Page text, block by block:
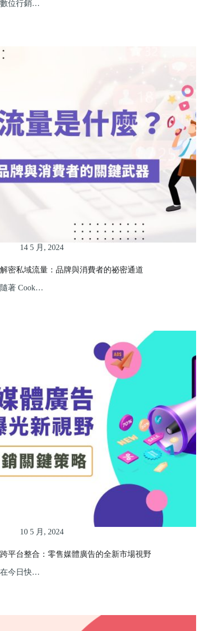
數位行銷…
14 5 月, 2024
解密私域流量：品牌與消費者的祕密通道
隨著 Cook…
10 5 月, 2024
跨平台整合：零售媒體廣告的全新市場視野
在今日快…